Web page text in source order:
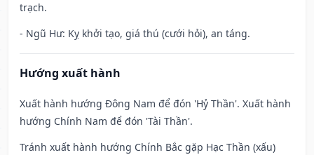
trạch.
- Ngũ Hư: Kỵ khởi tạo, giá thú (cưới hỏi), an táng.
Hướng xuất hành
Xuất hành hướng Đông Nam để đón 'Hỷ Thần'. Xuất hành
hướng Chính Nam để đón 'Tài Thần'.
Tránh xuất hành hướng Chính Bắc gặp Hạc Thần (xấu)